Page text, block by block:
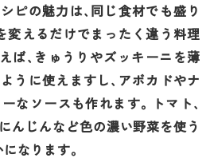
ピの魅力は、同じ食材でも盛り
変えるだけでまったく違う料理
ば、きゅうりやズッキーニを薄
うに使えますし、アボカドやナ
なソースも作れます。トマト、
んじんなど色の濃い野菜を使う
なります。